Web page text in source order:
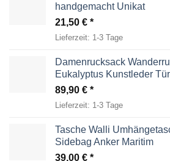
handgemacht Unikat
21,50 €
Lieferzeit: 1-3 Tage
Damenrucksack
Eukalyptus Kunstleder
89,90 €
Lieferzeit: 1-3 Tage
Tasche Walli
Sidebag Anker Maritim
39,00 €